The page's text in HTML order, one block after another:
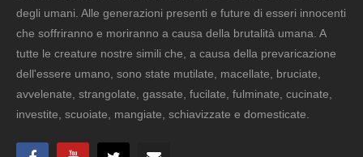
degli umani. Alle generazioni presenti e future di esseri innocenti
che soffriranno e moriranno a causa della brutalità umana. A
tutte le creature nostre simili che, a causa della prevaricazione
dell'essere umano, sono state mutilate, macellate, bruciate,
avvelenate, strangolate, gassate, fucilate, fulminate, cucinate,
investite, scuoiate, mangiate, schiavizzate e domesticate.